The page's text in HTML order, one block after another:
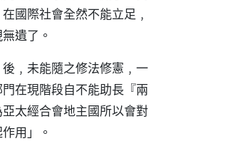
國際社會全然不能立足﹐
遺了。
﹐未能隨之修法修憲﹐一
在現階段自不能助長『兩
太經合會地主國所以會對
用」。